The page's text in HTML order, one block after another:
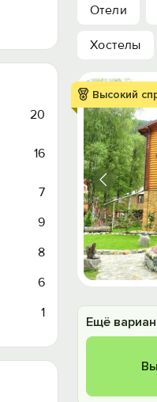
20
16
7
9
8
6
1
Отели
Хостелы
Высокий
Ещё